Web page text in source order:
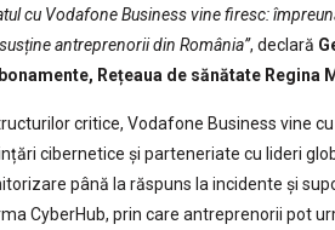
cu Vodafone Business vine firesc:
antreprenorii din România”, declară
Rețeaua de sănătate Regina
critice, Vodafone Business vine
cibernetice și parteneriate cu lideri
până la răspuns la incidente și
CyberHub, prin care antreprenorii pot